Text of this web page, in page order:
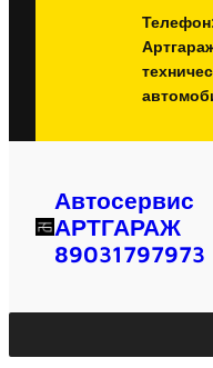
Автосервис
АРТГАРАЖ
89031797973